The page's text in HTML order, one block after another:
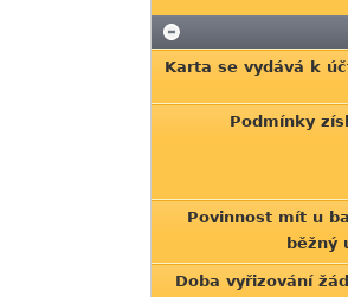
Karta se vydává k
Podmínky
Povinnost mít u
běžný
Doba vyřizování